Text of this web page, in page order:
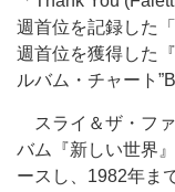
週首位を記録した
週首位を獲得した
ルバム・チャート
スライ＆ザ・フ
バム『新しい世界
ースし、1982年ま